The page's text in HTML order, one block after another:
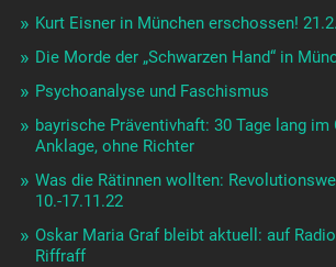
Kurt Eisner in München erschossen!
Die Morde der „Schwarzen Hand“ in
Psychoanalyse und Faschismus
bayrische Präventivhaft: 30 Tage lang im
Anklage, ohne Richter
Was die Rätinnen wollten:
10.-17.11.22
Oskar Maria Graf bleibt aktuell: auf
Riffraff